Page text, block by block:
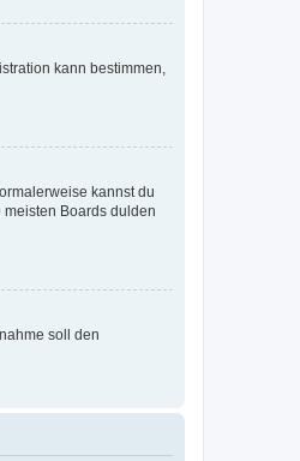
kann bestimmen,
kannst du
Boards dulden
soll den